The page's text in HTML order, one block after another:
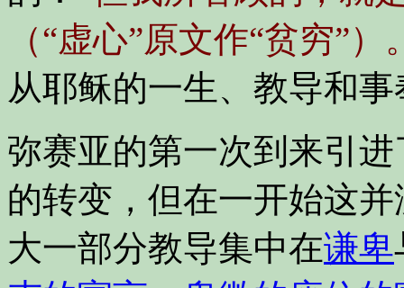
（“虚心”原文作“贫穷”）
从耶稣的一生、教导和
弥赛亚的第一次到来引
的转变，但在一开始这
大一部分教导集中在谦卑